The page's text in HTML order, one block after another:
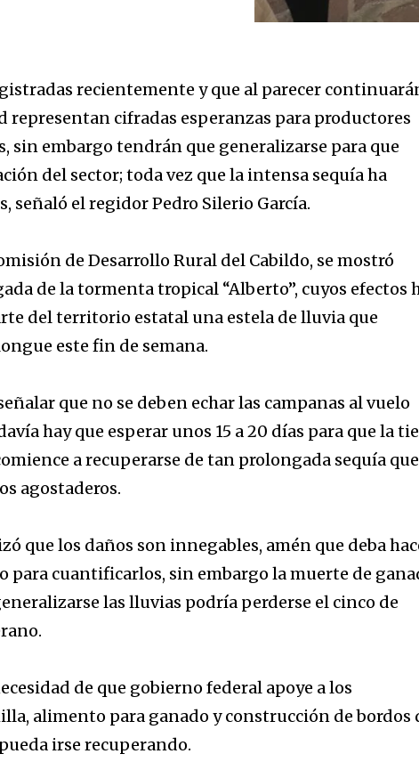
recientemente y que al parecer
representan cifradas esperanzas para productores
sin embargo tendrán que generalizarse para que
del sector; toda vez que la intensa sequía ha
señaló el regidor Pedro Silerio García.
de Desarrollo Rural del Cabildo, se mostró
de la tormenta tropical “Alberto”, cuyos efectos
del territorio estatal una estela de lluvia que
este fin de semana.
que no se deben echar las campanas al vuelo
hay que esperar unos 15 a 20 días para que la
a recuperarse de tan prolongada sequía
agostaderos.
que los daños son innegables, amén que deba
para cuantificarlos, sin embargo la muerte de
las lluvias podría perderse el cinco de
de que gobierno federal apoye a los
alimento para ganado y construcción de bordos
irse recuperando.